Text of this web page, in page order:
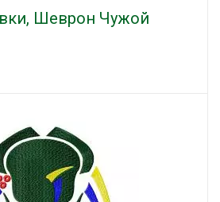
Шеврон Чужой